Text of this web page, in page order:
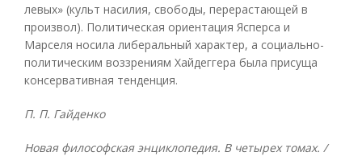
левых» (культ насилия, свободы, перерастающей в
произвол). Политическая ориентация Ясперса и
Марселя носила либеральный характер, а социально-
политическим воззрениям Хайдеггера была присуща
консервативная тенденция.
П. П. Гайденко
Новая философская энциклопедия. В четырех томах. /